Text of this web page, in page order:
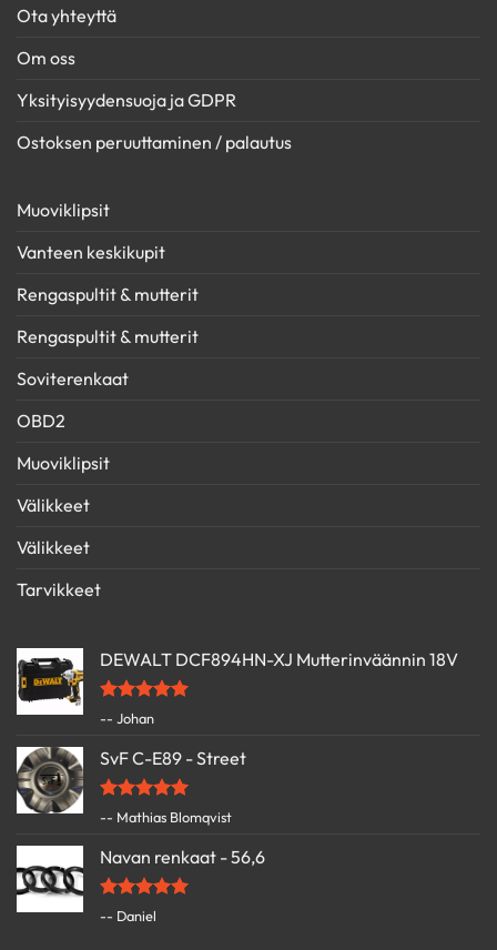
Ota yhteyttä
Om oss
Yksityisyydensuoja ja GDPR
Ostoksen peruuttaminen / palautus
Muoviklipsit
Vanteen keskikupit
Rengaspultit & mutterit
Rengaspultit & mutterit
Soviterenkaat
OBD2
Muoviklipsit
Välikkeet
Välikkeet
Tarvikkeet
DEWALT DCF894HN-XJ Mutterinväännin 18V
Arvostelu
/ 5
-- Johan
SvF C-E89 - Street
Arvostelu
/ 5
-- Mathias Blomqvist
Navan renkaat - 56,6
Arvostelu
-- Daniel